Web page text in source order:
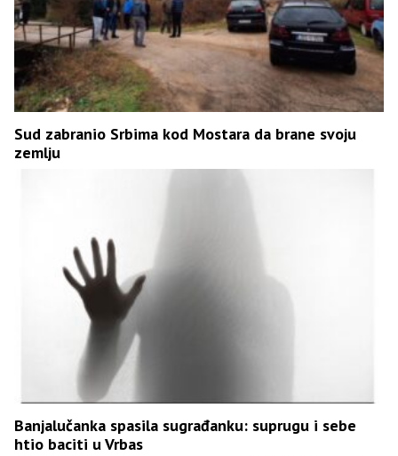
Sud zabranio Srbima kod Mostara da brane svoju
zemlju
Banjalučanka spasila sugrađanku: suprugu i sebe
htio baciti u Vrbas